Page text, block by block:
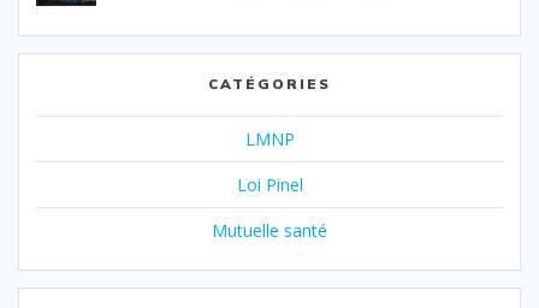
CATÉGORIES
LMNP
Loi Pinel
Mutuelle santé